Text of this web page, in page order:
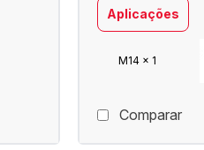
Aplicações
M14 x 1
Comparar